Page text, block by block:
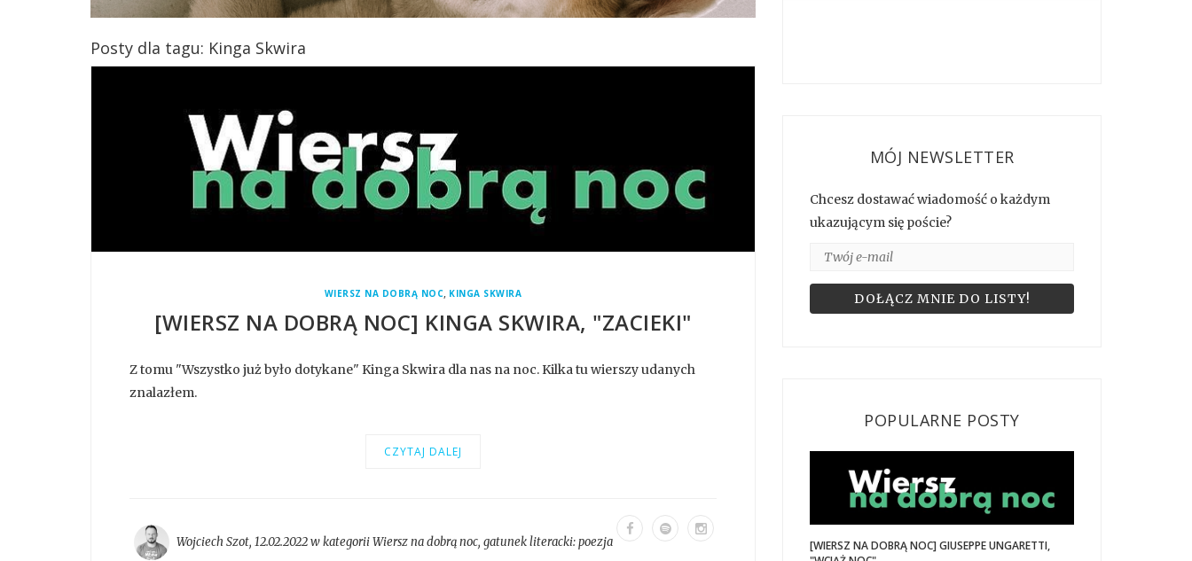
Posty dla tagu: Kinga Skwira
WIERSZ NA DOBRĄ NOC, KINGA SKWIRA
[WIERSZ NA DOBRĄ NOC] KINGA SKWIRA, "ZACIEKI"
Z tomu "Wszystko już było dotykane" Kinga Skwira dla nas na noc. Kilka tu wierszy udanych
znalazłem.
CZYTAJ DALEJ
Wojciech Szot, 12.02.2022 w kategoriiWiersz na dobrą noc, gatunek literacki:poezja
MÓJ NEWSLETTER
Chcesz dostawać wiadomość o każdym
ukazującym się poście?
POPULARNE POSTY
[WIERSZ NA DOBRĄ NOC] GIUSEPPE UNGARETTI,